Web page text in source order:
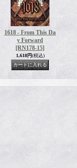
1618 - From This Da
y Forward
[RN178-15]
1,618円(税込)